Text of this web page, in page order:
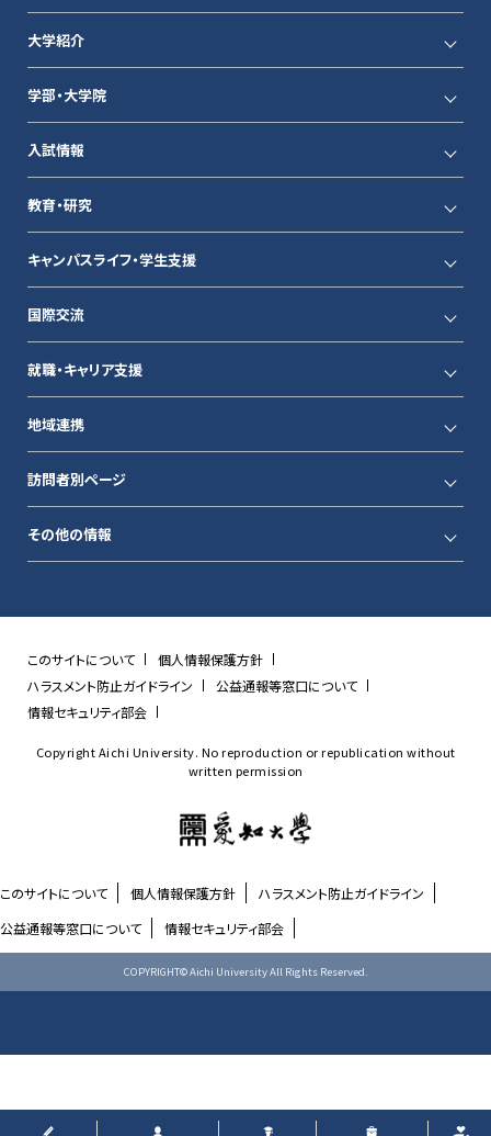
大学紹介
学部・大学院
入試情報
教育・研究
キャンパスライフ・学生支援
国際交流
就職・キャリア支援
地域連携
訪問者別ページ
その他の情報
このサイトについて
個人情報保護方針
ハラスメント防止ガイドライン
公益通報等窓口について
情報セキュリティ部会
Copyright Aichi University. No reproduction or republication without
written permission
このサイトについて 個人情報保護方針
ハラスメント防止ガイドライン
公益通報等窓口について
情報セキュリティ部会
COPYRIGHT© Aichi University All Rights Reserved.